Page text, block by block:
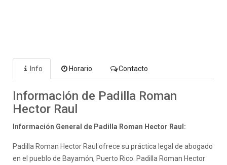
Info Horario Contacto
Información de Padilla Roman
Hector Raul
Información General de Padilla Roman Hector Raul:
Padilla Roman Hector Raul ofrece su práctica legal de abogado
en el pueblo de Bayamón, Puerto Rico. Padilla Roman Hector